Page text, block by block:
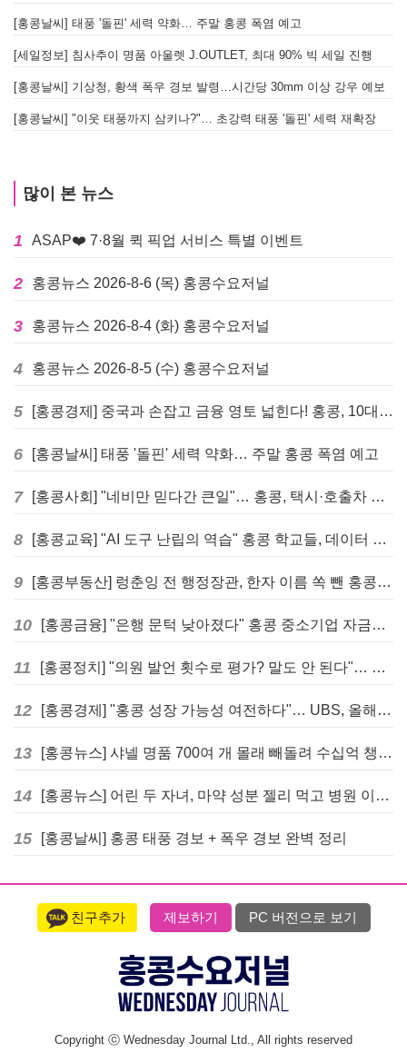
[홍콩날씨] 태풍 '돌핀' 세력 약화… 주말 홍콩 폭염 예고
[세일정보] 침사추이 명품 아울렛 J.OUTLET, 최대 90% 빅 세일 진행
[홍콩날씨] 기상청, 황색 폭우 경보 발령…시간당 30mm 이상 강우 예보
[홍콩날씨] "이웃 태풍까지 삼키나?"… 초강력 태풍 '돌핀' 세력 재확장
많이 본 뉴스
1 ASAP❤️ 7·8월 퀵 픽업 서비스 특별 이벤트
2 홍콩뉴스 2026-8-6 (목) 홍콩수요저널
3 홍콩뉴스 2026-8-4 (화) 홍콩수요저널
4 홍콩뉴스 2026-8-5 (수) 홍콩수요저널
5 [홍콩경제] 중국과 손잡고 금융 영토 넓힌다! 홍콩, 10대 신규 정책 발표
6 [홍콩날씨] 태풍 '돌핀' 세력 약화… 주말 홍콩 폭염 예고
7 [홍콩사회] "네비만 믿다간 큰일"… 홍콩, 택시·호출차 통합 시험 도입하며 규제 본격화
8 [홍콩교육] "AI 도구 난립의 역습" 홍콩 학교들, 데이터 고립에 교육 효과 평가 비상
9 [홍콩부동산] 렁춘잉 전 행정장관, 한자 이름 쏙 뺀 홍콩 고급 아파트 단지들에 쓴소리
10 [홍콩금융] "은행 문턱 낮아졌다" 홍콩 중소기업 자금줄 숨통 트이나… HKMA "2분기 신용 조건 안정적"
11 [홍콩정치] "의원 발언 횟수로 평가? 말도 안 된다"… 홍콩 입법회 의장의 일침
12 [홍콩경제] "홍콩 성장 가능성 여전하다"… UBS, 올해 홍콩 GDP 성장률 전망치 4.5%로 대폭 상향
13 [홍콩뉴스] 샤넬 명품 700여 개 몰래 빼돌려 수십억 챙긴 직원 4년~7년형 선고
14 [홍콩뉴스] 어린 두 자녀, 마약 성분 젤리 먹고 병원 이송… 어머니와 친척 체포
15 [홍콩날씨] 홍콩 태풍 경보 + 폭우 경보 완벽 정리
친구추가 제보하기 PC 버전으로 보기
Copyright ⓒ Wednesday Journal Ltd., All rights reserved